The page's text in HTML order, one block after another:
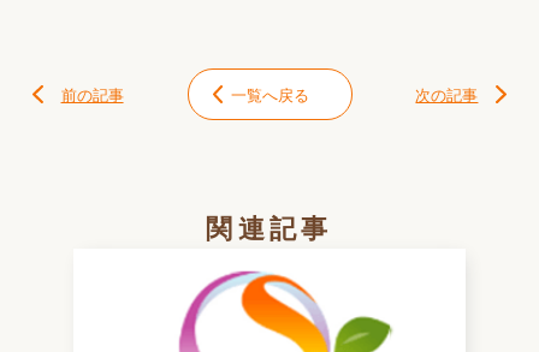
前の記事 一覧へ戻る 次の記事
関連記事